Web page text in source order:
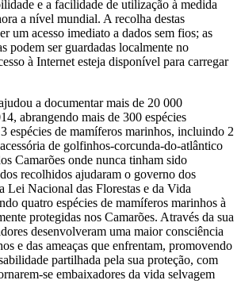
e a facilidade de utilização à medida
a nível mundial. A recolha destas
um acesso imediato a dados sem fios; as
podem ser guardadas localmente no
à Internet esteja disponível para carregar
a documentar mais de 20 000
abrangendo mais de 300 espécies
espécies de mamíferos marinhos, incluindo 2
de golfinhos-corcunda-do-atlântico
Camarões onde nunca tinham sido
recolhidos ajudaram o governo dos
Lei Nacional das Florestas e da Vida
quatro espécies de mamíferos marinhos à
protegidas nos Camarões. Através da sua
desenvolveram uma maior consciência
e das ameaças que enfrentam, promovendo
partilhada pela sua proteção, com
se embaixadores da vida selvagem